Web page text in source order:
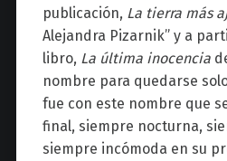
publicación, La tierra más
Alejandra Pizarnik” y a
libro, La última inocencia
nombre para quedarse
fue con este nombre que
final, siempre nocturna,
siempre incómoda en su